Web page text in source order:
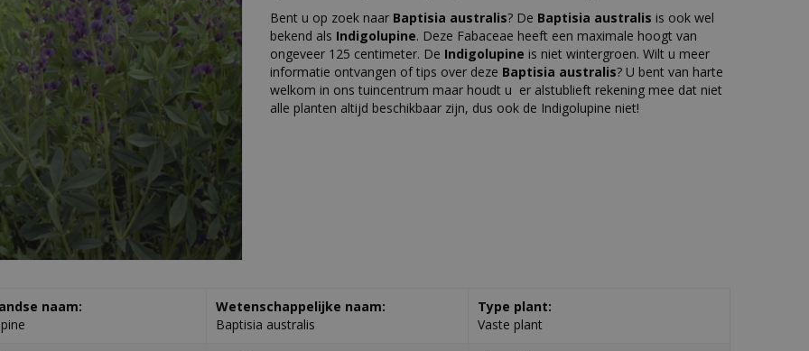
Bent u op zoek naar Baptisia australis? De Baptisia australis is ook wel
bekend als Indigolupine. Deze Fabaceae heeft een maximale hoogt van
ongeveer 125 centimeter. De Indigolupine is niet wintergroen. Wilt u meer
informatie ontvangen of tips over deze Baptisia australis? U bent van harte
welkom in ons tuincentrum maar houdt u er alstublieft rekening mee dat niet
alle planten altijd beschikbaar zijn, dus ook de Indigolupine niet!
naam:
Wetenschappelijke naam:
Baptisia australis
Type plant:
Vaste plant